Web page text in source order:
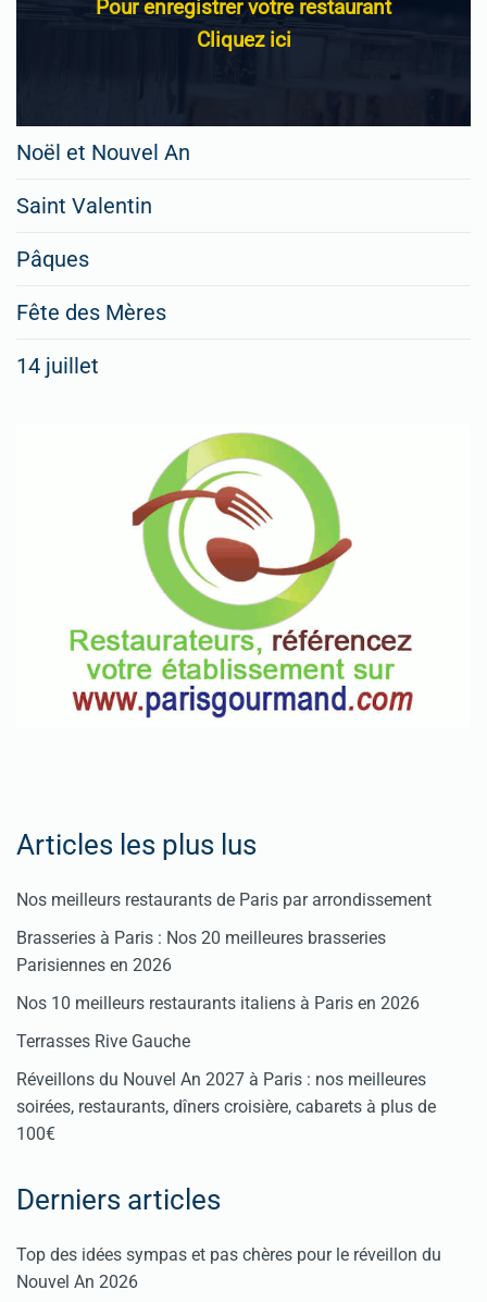
Pour enregistrer votre restaurant
Cliquez ici
Noël et Nouvel An
Saint Valentin
Pâques
Fête des Mères
14 juillet
Articles les plus lus
Nos meilleurs restaurants de Paris par arrondissement
Brasseries à Paris : Nos 20 meilleures brasseries
Parisiennes en 2026
Nos 10 meilleurs restaurants italiens à Paris en 2026
Terrasses Rive Gauche
Réveillons du Nouvel An 2027 à Paris : nos meilleures
soirées, restaurants, dîners croisière, cabarets à plus de
100€
Derniers articles
Top des idées sympas et pas chères pour le réveillon du
Nouvel An 2026